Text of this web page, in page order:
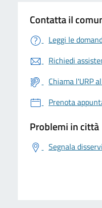
Contatta il
Leggi le
Richiedi
Chiama l'URP
Prenota
Problemi in città
Segnala